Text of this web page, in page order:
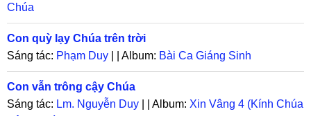
Chúa
Con quỳ lạy Chúa trên trời
Sáng tác: Phạm Duy | | Album: Bài Ca Giáng Sinh
Con vẫn trông cậy Chúa
Sáng tác: Lm. Nguyễn Duy | | Album: Xin Vâng 4 (Kính Chúa